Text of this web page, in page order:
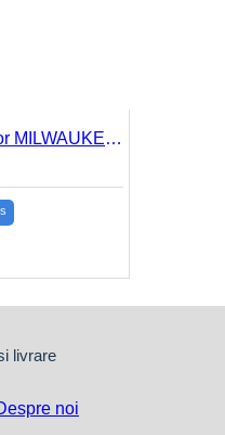
Acumulator MILWAUKEE M12™ 6.0Ah M12 B6
livrare
noi